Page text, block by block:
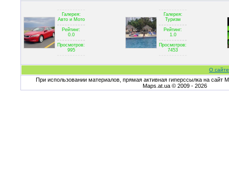
Галерея:
Авто и Мото
Рейтинг:
0.0
Просмотров:
995
Галерея:
Туризм
Рейтинг:
1.0
Просмотров:
7453
О
При использовании материалов, прямая активная гиперссылка на сайт
Maps.at.ua © 2009 - 2026